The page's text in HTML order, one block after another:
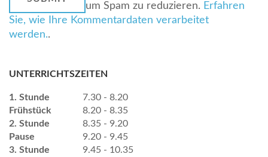
um Spam zu reduzieren. Erfahren
Sie, wie Ihre Kommentardaten verarbeitet
werden..
UNTERRICHTSZEITEN
1. Stunde
7.30 - 8.20
Frühstück
8.20 - 8.35
2. Stunde
8.35 - 9.20
Pause
9.20 - 9.45
3. Stunde
9.45 - 10.35